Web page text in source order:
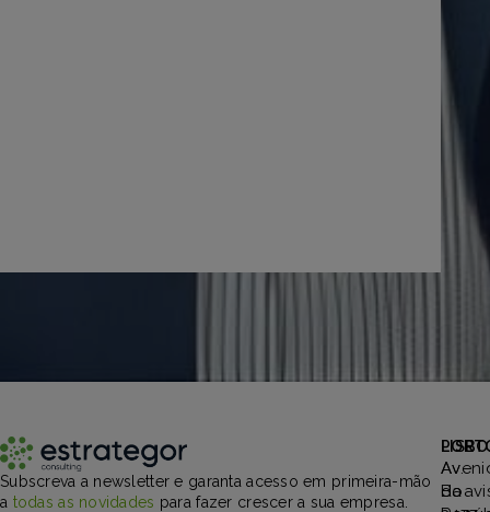
Subscreva a newsletter e garanta acesso em primeira-mão
a todas as novidades para fazer crescer a sua empresa.
Av.
da